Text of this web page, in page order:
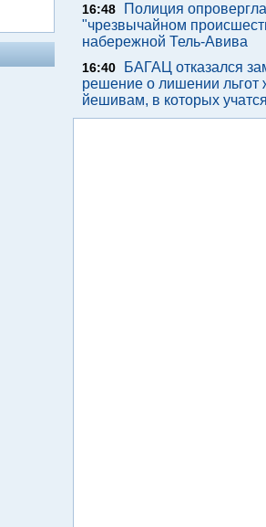
16:48
Полиция
"чрезвычайном
набережной Тель-Авива
16:40
БАГАЦ отказался
решение о лишении льгот
йешивам, в которых